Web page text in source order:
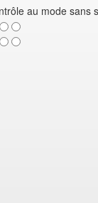
au mode sans